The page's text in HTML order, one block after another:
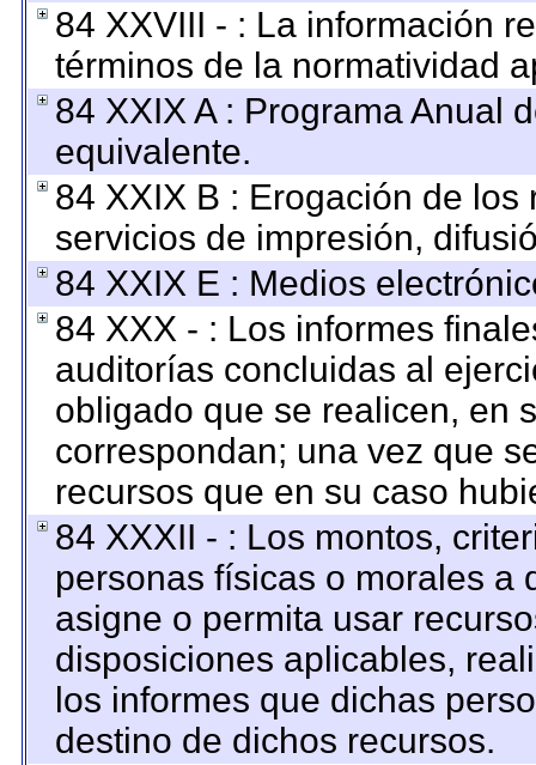
84 XXVIII - : La información
términos de la normatividad
84 XXIX A : Programa Anual
equivalente.
84 XXIX B : Erogación de
servicios de impresión,
84 XXIX E : Medios
84 XXX - : Los informes
auditorías concluidas al
obligado que se realicen, en
correspondan; una vez que
recursos que en su caso
84 XXXII - : Los montos,
personas físicas o morales a
asigne o permita usar
disposiciones aplicables,
los informes que dichas
destino de dichos recursos.